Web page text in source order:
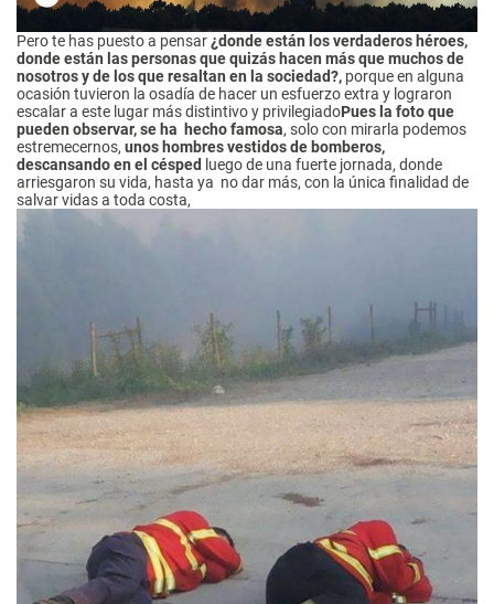
Pero te has puesto a pensar¿donde están los verdaderos héroes,
donde están las personas que quizás hacen más que muchos de
nosotros y de los que resaltan en la sociedad?, porque en alguna
ocasión tuvieron la osadía de hacer un esfuerzo extra y lograron
escalar a este lugar más distintivo y privilegiadoPues la foto que
pueden observar, se ha hecho famosa, solo con mirarla podemos
estremecernos, unos hombres vestidos de bomberos,
descansando en el césped luego de una fuerte jornada, donde
arriesgaron su vida, hasta ya no dar más, con la única finalidad de
salvar vidas a toda costa,